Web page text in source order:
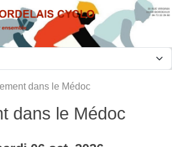
dans le Médoc
dans le Médoc
cookies